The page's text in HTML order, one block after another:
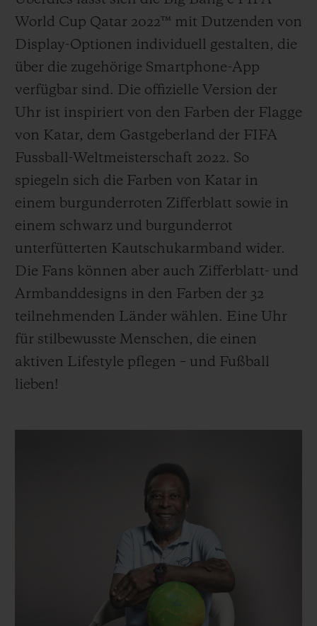
World Cup Qatar 2022™ mit Dutzenden von
Display-Optionen individuell gestalten, die
über die zugehörige Smartphone-App
verfügbar sind. Die offizielle Version der
Uhr ist inspiriert von den Farben der Flagge
von Katar, dem Gastgeberland der FIFA
Fussball-Weltmeisterschaft 2022. So
spiegeln sich die Farben von Katar in
einem burgunderroten Zifferblatt sowie in
einem schwarz und burgunderrot
unterfütterten Kautschukarmband wider.
Die Fans können aber auch Zifferblatt- und
Armbanddesigns in den Farben der 32
teilnehmenden Länder wählen. Eine Uhr
für stilbewusste Menschen, die einen
aktiven Lifestyle pflegen – und Fußball
lieben!